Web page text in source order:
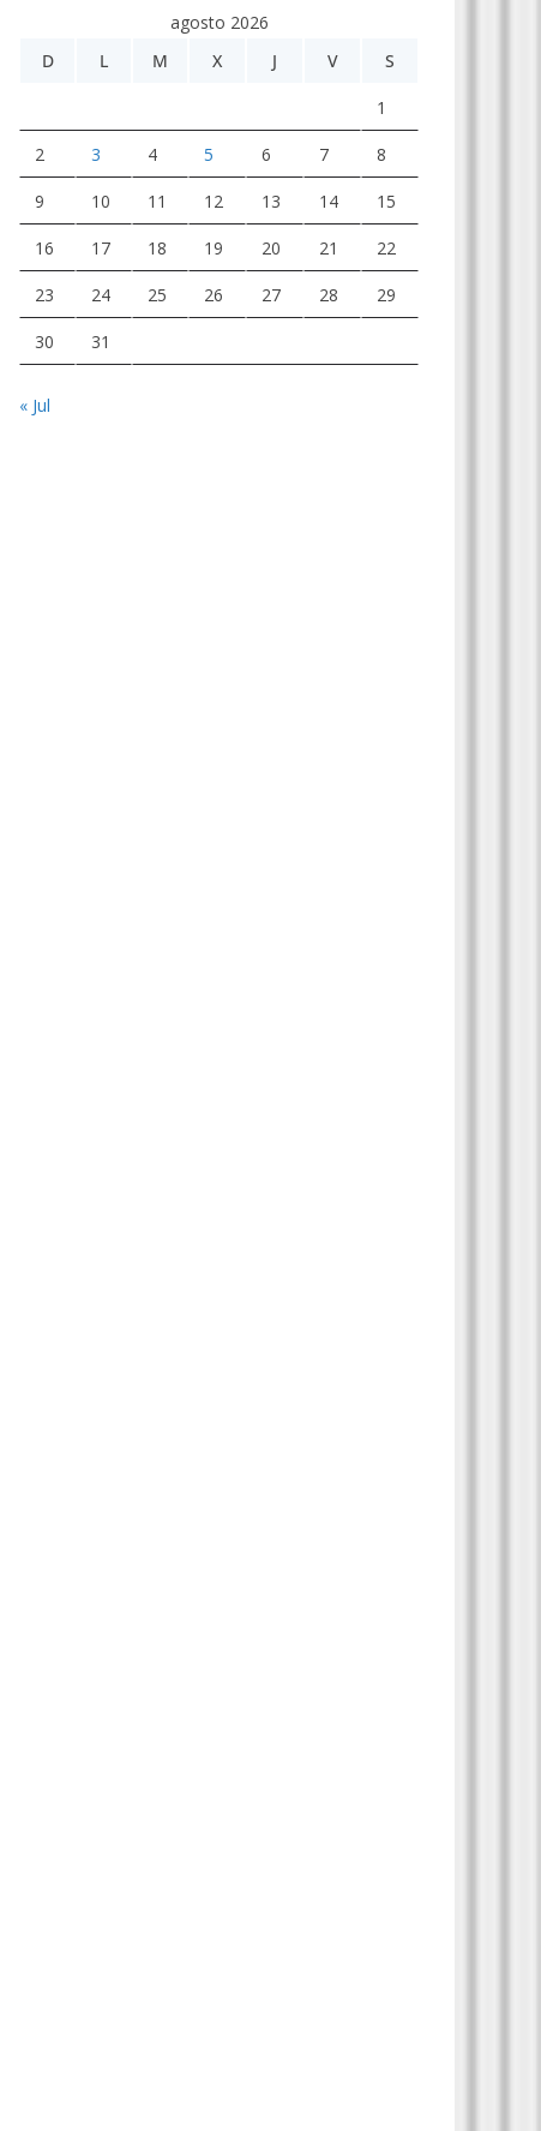
agosto 2026
D
L M X J V S
1
2 3 4 5 6 7 8
9 10 11 12 13 14 15
16 17 18 19 20 21 22
23 24 25 26 27 28 29
30 31
« Jul